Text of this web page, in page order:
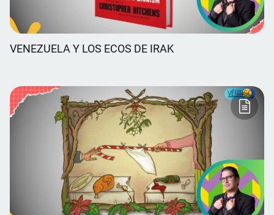
VENEZUELA Y LOS ECOS DE IRAK